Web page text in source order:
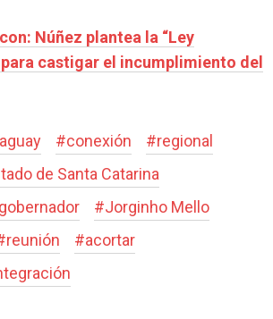
Núñez plantea la “Ley
castigar el incumplimiento del
#conexión #regional
de Santa Catarina
gobernador #Jorginho Mello
reunión #acortar